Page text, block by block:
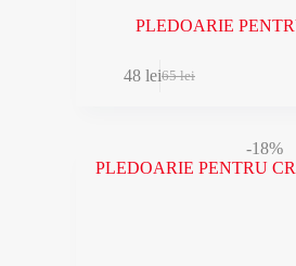
PLEDOARIE
65lei
Prețul
65 lei.
48 leiPrețul
-18%